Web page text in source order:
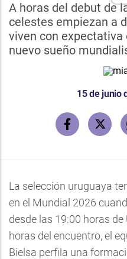
A horas del debut de
celestes empiezan a
viven con expectativa
nuevo sueño
15 de junio
La selección uruguaya
en el Mundial 2026
desde las 19:00 horas
horas del encuentro, el
Bielsa perfila una